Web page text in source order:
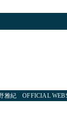
雅紀 OFFICIAL